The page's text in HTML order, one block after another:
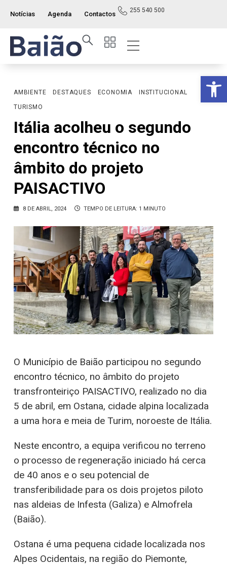
Notícias Agenda Contactos 255 540 500
AMBIENTE DESTAQUES ECONOMIA INSTITUCIONAL
TURISMO
Itália acolheu o segundo
encontro técnico no
âmbito do projeto
PAISACTIVO
8 DE ABRIL, 2024 TEMPO DE LEITURA: 1 MINUTO
O Município de Baião participou no segundo
encontro técnico, no âmbito do projeto
transfronteiriço PAISACTIVO, realizado no dia
5 de abril, em Ostana, cidade alpina localizada
a uma hora e meia de Turim, noroeste de Itália.
Neste encontro, a equipa verificou no terreno
o processo de regeneração iniciado há cerca
de 40 anos e o seu potencial de
transferibilidade para os dois projetos piloto
nas aldeias de Infesta (Galiza) e Almofrela
(Baião).
Ostana é uma pequena cidade localizada nos
Alpes Ocidentais, na região do Piemonte,